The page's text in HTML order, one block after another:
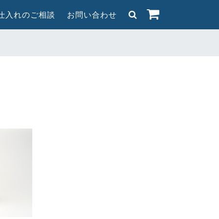
入れのご相談 お問い合わせ